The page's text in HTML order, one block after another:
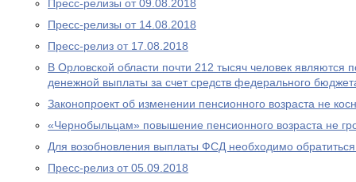
Пресс-релизы от 09.08.2018
Пресс-релизы от 14.08.2018
Пресс-релиз от 17.08.2018
В Орловской области почти 212 тысяч человек являются
денежной выплаты за счет средств федерального
Законопроект об изменении пенсионного возраста не
«Чернобыльцам» повышение пенсионного возраста не
Для возобновления выплаты ФСД необходимо
Пресс-релиз от 05.09.2018